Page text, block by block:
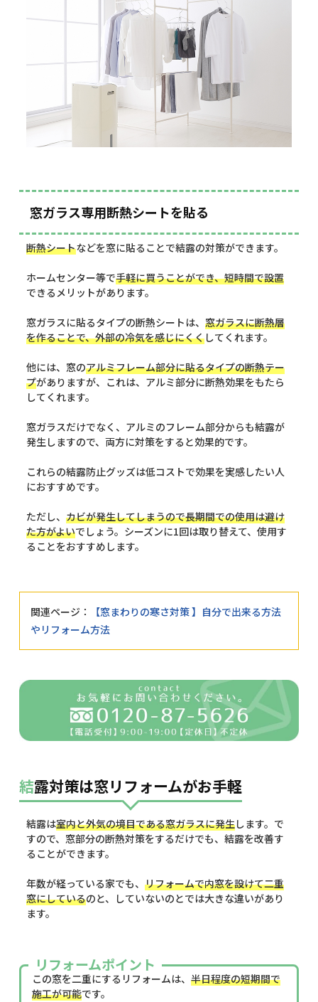
窓ガラス専用断熱シートを貼る
断熱シートなどを窓に貼ることで結露の対策ができます。
ホームセンター等で手軽に買うことができ、短時間で設置
できるメリットがあります。
窓ガラスに貼るタイプの断熱シートは、 窓ガラスに断熱層
を作ることで、外部の冷気を感じにくくしてくれます。
他には、窓のアルミフレーム部分に貼るタイプの断熱テー
プがありますが、これは、アルミ部分に断熱効果をもたら
してくれます。
窓ガラスだけでなく、アルミのフレーム部分からも結露が
発生しますので、両方に対策をすると効果的です。
これらの結露防止グッズは低コストで効果を実感したい人
におすすめです。
ただし、 カビが発生してしまうので長期間での使用は避け
た方がよいでしょう。シーズンに1回は取り替えて、使用す
ることをおすすめします。
関連ページ：
【窓まわりの寒さ対策 】自分で出来る方法
やリフォーム方法
結露対策は窓リフォームがお手軽
結露は室内と外気の境目である窓ガラスに発生します。で
すので、窓部分の断熱対策をするだけでも、結露を改善す
ることができます。
年数が経っている家でも、 リフォームで内窓を設けて二重
窓にしているのと、していないのとでは大きな違いがあり
ます。
リフォームポイント
この窓を二重にするリフォームは、 半日程度の短期間で
施工が可能です。